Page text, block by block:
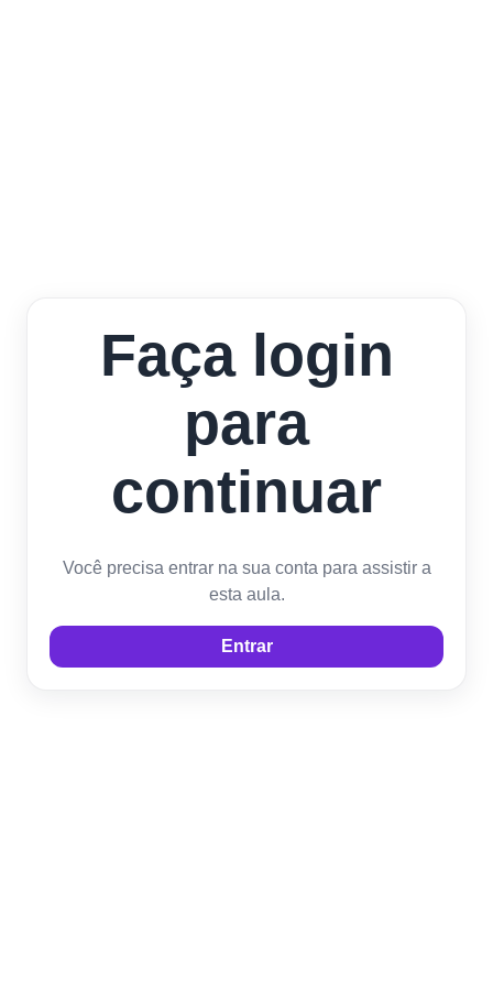
Faça login
para
continuar
Você precisa entrar na sua conta para assistir a
esta aula.
Entrar